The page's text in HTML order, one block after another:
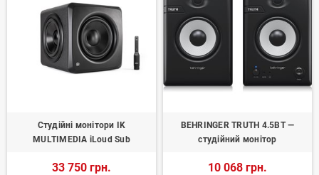
Студійні монітори IK
MULTIMEDIA iLoud Sub
33 750 грн.
BEHRINGER TRUTH 4.5BT —
студійний монітор
10 068 грн.